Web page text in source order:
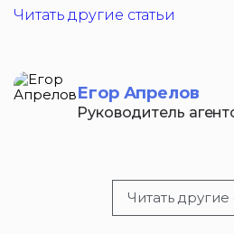
Читать другие статьи
Егор Апрелов
Руководитель
Читать другие